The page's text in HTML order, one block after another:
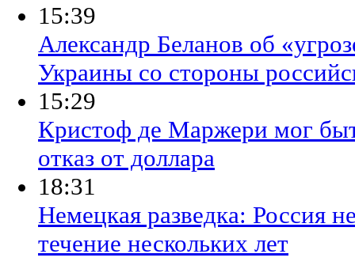
15:39
Александр Беланов об
Украины со стороны
15:29
Кристоф де Маржери мог
отказ от доллара
18:31
Немецкая разведка: Россия
течение нескольких лет